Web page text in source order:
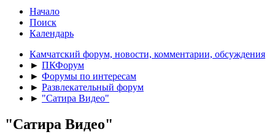
Начало
Поиск
Календарь
Камчатский форум, новости, комментарии, обсуждения
► ПКФорум
► Форумы по интересам
► Развлекательный форум
► "Сатира Видео"
"Сатира Видео"